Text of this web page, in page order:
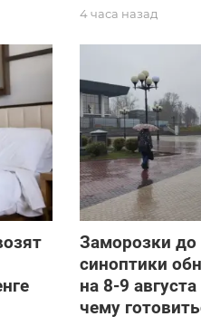
4 часа назад
Заморозки
синоптики
на 8-9
чему